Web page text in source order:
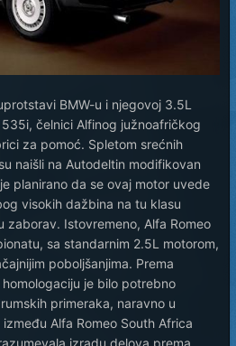
BMW-u i njegovoj 3.5L
čelnici Alfinog južnoafričkog
za pomoć. Spletom srećnih
naišli na Autodeltin modifikovan
planirano da se ovaj motor uvede
visokih dažbina na tu klasu
zaborav. Istovremeno, Alfa Romeo
sa standarnim 2.5L motorom,
poboljšanjima. Prema
je bilo potrebno
primeraka, naravno u
Alfa Romeo South Africa